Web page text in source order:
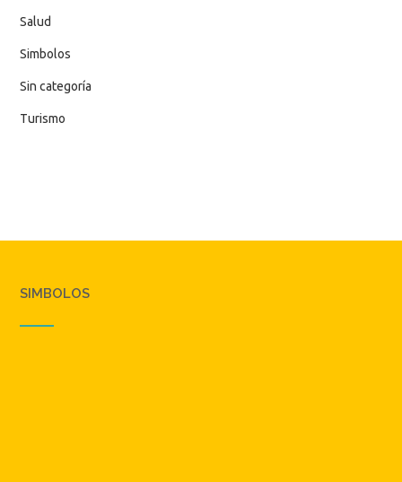
Salud
Simbolos
Sin categoría
Turismo
SIMBOLOS